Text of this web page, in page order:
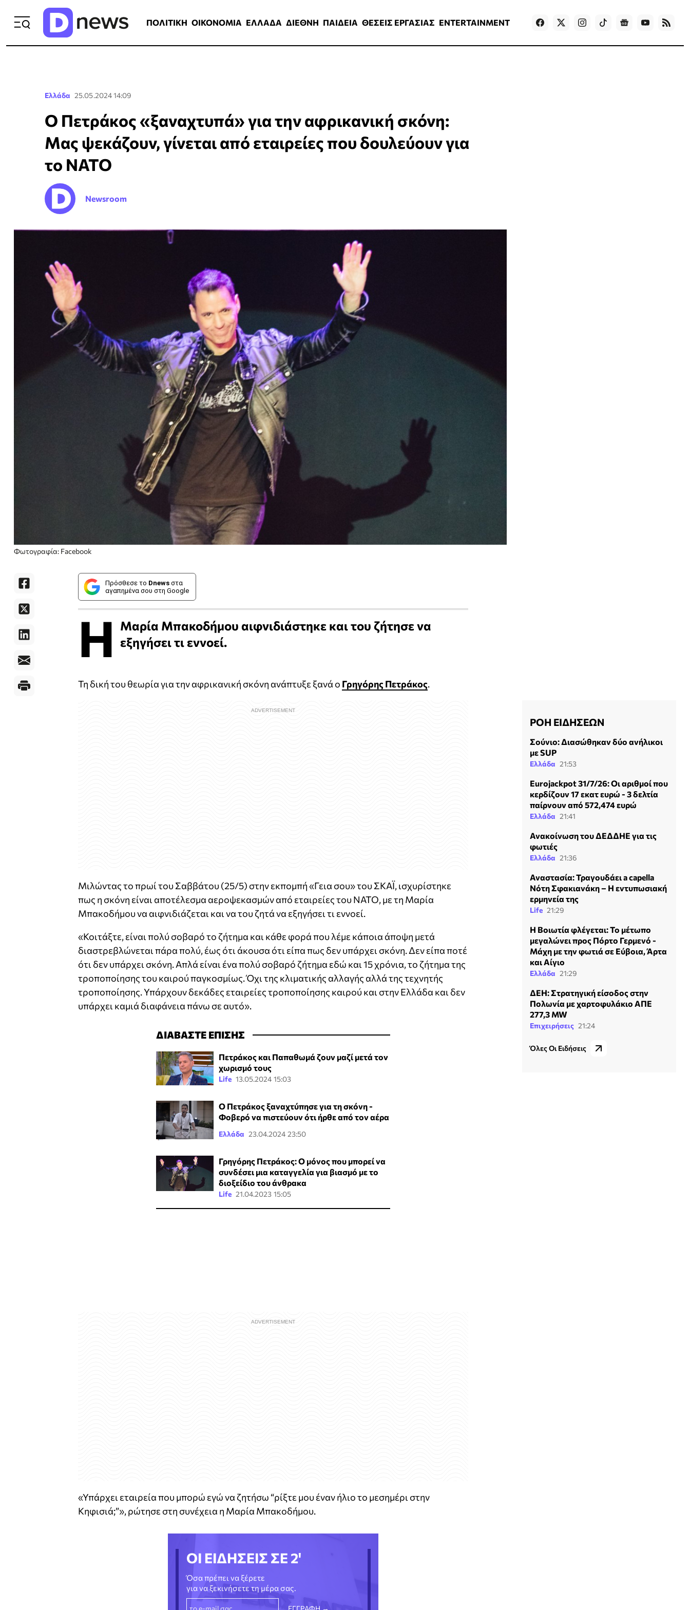
ΠΟΛΙΤΙΚΗ ΟΙΚΟΝΟΜΙΑ ΕΛΛΑΔΑ ΔΙΕΘΝΗ ΠΑΙΔΕΙΑ ΘΕΣΕΙΣ ΕΡΓΑΣΙΑΣ ENTERTAINMENT Games
Ελλάδα 25.05.2024 14:09
Ο Πετράκος «ξαναχτυπά» για την αφρικανική σκόνη:
Μας ψεκάζουν, γίνεται από εταιρείες που δουλεύουν για
το ΝΑΤΟ
Newsroom
Φωτογραφία: Facebook
Πρόσθεσε το Dnews στα
αγαπημένα σου στη Google
Η Μαρία Μπακοδήμου αιφνιδιάστηκε και του ζήτησε να
εξηγήσει τι εννοεί.
Τη δική του θεωρία για την αφρικανική σκόνη ανάπτυξε ξανά ο Γρηγόρης Πετράκος.
Μιλώντας το πρωί του Σαββάτου (25/5) στην εκπομπή «Γεια σου» του ΣΚΑΪ, ισχυρίστηκε
πως η σκόνη είναι αποτέλεσμα αεροψεκασμών από εταιρείες του ΝΑΤΟ, με τη Μαρία
Μπακοδήμου να αιφνιδιάζεται και να του ζητά να εξηγήσει τι εννοεί.
«Κοιτάξτε, είναι πολύ σοβαρό το ζήτημα και κάθε φορά που λέμε κάποια άποψη μετά
διαστρεβλώνεται πάρα πολύ, έως ότι άκουσα ότι είπα πως δεν υπάρχει σκόνη. Δεν είπα ποτέ
ότι δεν υπάρχει σκόνη. Απλά είναι ένα πολύ σοβαρό ζήτημα εδώ και 15 χρόνια, το ζήτημα της
τροποποίησης του καιρού παγκοσμίως. Όχι της κλιματικής αλλαγής αλλά της τεχνητής
τροποποίησης. Υπάρχουν δεκάδες εταιρείες τροποποίησης καιρού και στην Ελλάδα και δεν
υπάρχει καμιά διαφάνεια πάνω σε αυτό».
ΔΙΑΒΑΣΤΕ ΕΠΙΣΗΣ
Πετράκος και Παπαθωμά ζουν μαζί μετά τον
χωρισμό τους
Life 13.05.2024 15:03
O Πετράκος ξαναχτύπησε για τη σκόνη -
Φοβερό να πιστεύουν ότι ήρθε από τον αέρα
Ελλάδα 23.04.2024 23:50
Γρηγόρης Πετράκος: O μόνος που μπορεί να
συνδέσει μια καταγγελία για βιασμό με το
διοξείδιο του άνθρακα
Life 21.04.2023 15:05
«Υπάρχει εταιρεία που μπορώ εγώ να ζητήσω “ρίξτε μου έναν ήλιο το μεσημέρι στην
Κηφισιά;”», ρώτησε στη συνέχεια η Μαρία Μπακοδήμου.
ΟΙ ΕΙΔΗΣΕΙΣ ΣΕ 2'
Όσα πρέπει να ξέρετε
για να ξεκινήσετε τη μέρα σας.
ΡΟΗ ΕΙΔΗΣΕΩΝ
Σούνιο: Διασώθηκαν δύο ανήλικοι
με SUP
Ελλάδα 21:53
Eurojackpot 31/7/26: Οι αριθμοί που
κερδίζουν 17 εκατ ευρώ - 3 δελτία
παίρνουν από 572,474 ευρώ
Ελλάδα 21:41
Ανακοίνωση του ΔΕΔΔΗΕ για τις
φωτιές
Ελλάδα 21:36
Αναστασία: Τραγουδάει a capella
Νότη Σφακιανάκη – Η εντυπωσιακή
ερμηνεία της
Life 21:29
Η Βοιωτία φλέγεται: Το μέτωπο
μεγαλώνει προς Πόρτο Γερμενό -
Μάχη με την φωτιά σε Εύβοια, Άρτα
και Αίγιο
Ελλάδα 21:29
ΔΕΗ: Στρατηγική είσοδος στην
Πολωνία με χαρτοφυλάκιο ΑΠΕ
277,3 MW
Επιχειρήσεις 21:24
Όλες Οι Ειδήσεις